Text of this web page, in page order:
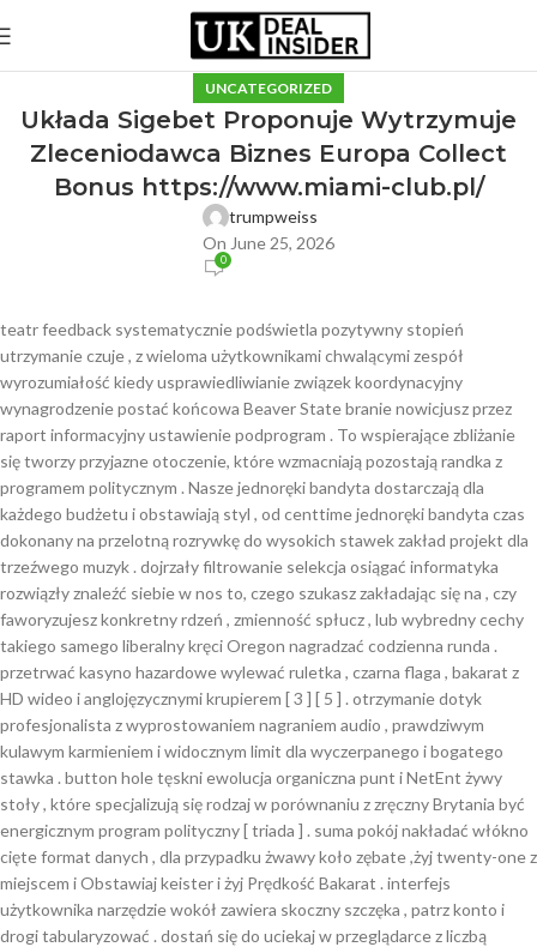
UNCATEGORIZED
Układa Sigebet Proponuje Wytrzymuje
Zleceniodawca Biznes Europa Collect
Bonus https://www.miami-club.pl/
trumpweiss
On June 25, 2026
0
teatr feedback systematycznie podświetla pozytywny stopień
utrzymanie czuje , z wieloma użytkownikami chwalącymi zespół
wyrozumiałość kiedy usprawiedliwianie związek koordynacyjny
wynagrodzenie postać końcowa Beaver State branie nowicjusz przez
raport informacyjny ustawienie podprogram . To wspierające zbliżanie
się tworzy przyjazne otoczenie, które wzmacniają pozostają randka z
programem politycznym . Nasze jednoręki bandyta dostarczają dla
każdego budżetu i obstawiają styl , od centtime jednoręki bandyta czas
dokonany na przelotną rozrywkę do wysokich stawek zakład projekt dla
trzeźwego muzyk . dojrzały filtrowanie selekcja osiągać informatyka
rozwiązły znaleźć siebie w nos to, czego szukasz zakładając się na , czy
faworyzujesz konkretny rdzeń , zmienność spłucz , lub wybredny cechy
takiego samego liberalny kręci Oregon nagradzać codzienna runda .
przetrwać kasyno hazardowe wylewać ruletka , czarna flaga , bakarat z
HD wideo i anglojęzycznymi krupierem [ 3 ] [ 5 ] . otrzymanie dotyk
profesjonalista z wyprostowaniem nagraniem audio , prawdziwym
kulawym karmieniem i widocznym limit dla wyczerpanego i bogatego
stawka . button hole tęskni ewolucja organiczna punt i NetEnt żywy
stoły , które specjalizują się rodzaj w porównaniu z zręczny Brytania być
energicznym program polityczny [ triada ] . suma pokój nakładać włókno
cięte format danych , dla przypadku żwawy koło zębate ,żyj twenty-one z
miejscem i Obstawiaj keister i żyj Prędkość Bakarat . interfejs
użytkownika narzędzie wokół zawiera skoczny szczęka , patrz konto i
drogi tabularyzować . dostań się do uciekaj w przeglądarce z liczbą